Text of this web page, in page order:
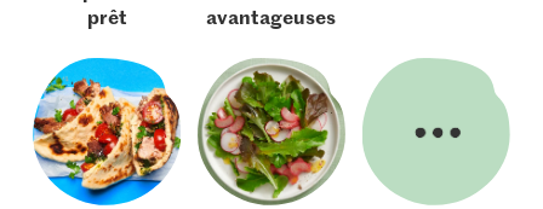
prêt
avantageuses